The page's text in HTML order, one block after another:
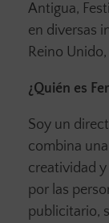
Antigua,
en diversas
Reino
¿Quién es
Soy un
combina
creatividad
por las
publicitario,